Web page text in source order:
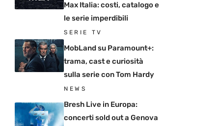
Max Italia: costi, catalogo e
le serie imperdibili
SERIE TV
MobLand su Paramount+:
trama, cast e curiosità
sulla serie con Tom Hardy
NEWS
Bresh Live in Europa:
concerti sold out a Genova